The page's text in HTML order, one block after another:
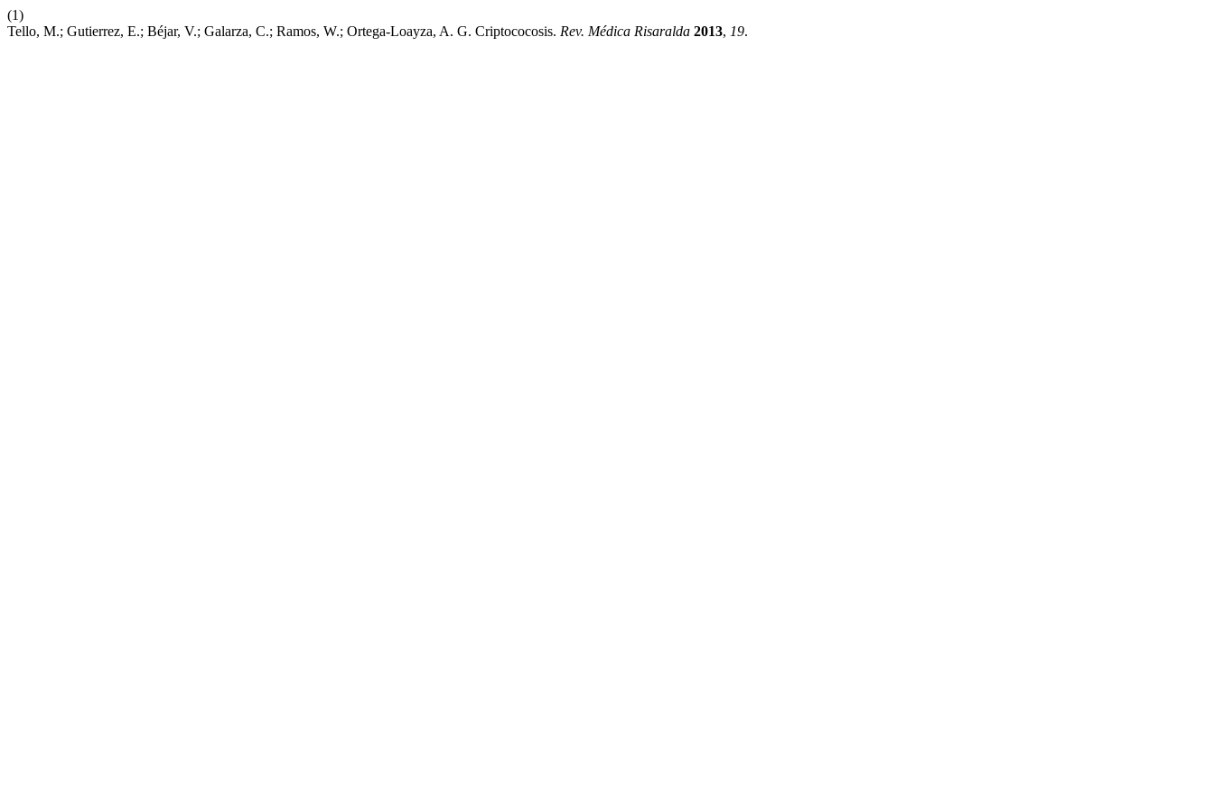
(1)
Tello, M.; Gutierrez, E.; Béjar, V.; Galarza, C.; Ramos, W.; Ortega-Loayza, A. G. Criptococosis. Rev. Médica Risaralda 2013, 19.